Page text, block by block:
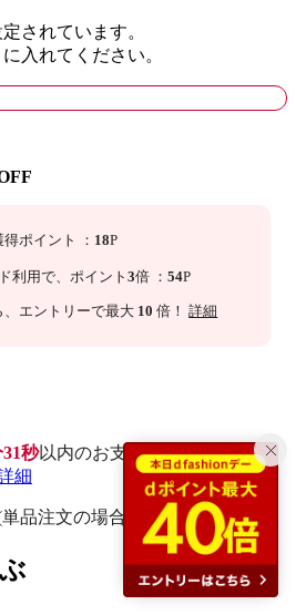
されています。
入れてください。
得ポイント ： 18P
利用で、ポイント3倍 ：54P
、エントリーで最大 10 倍！詳細
秒以内のお支払いで
細
品注文の場合)